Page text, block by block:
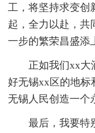
工，将坚持求变创
起，全力以赴，共
一步的繁荣昌盛添
正如我们xx大
好无锡xx区的地标
无锡人民创造一个
最后，我要特